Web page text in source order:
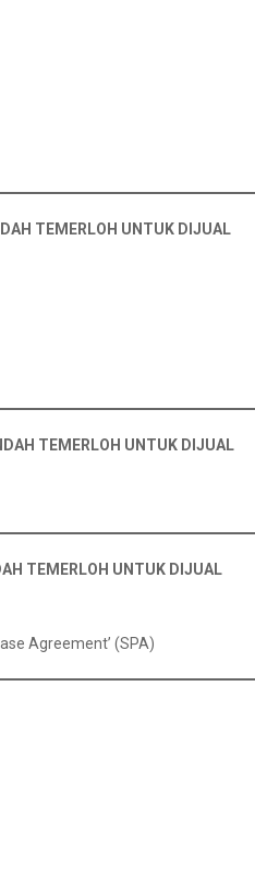
TEMERLOH UNTUK DIJUAL
TEMERLOH UNTUK DIJUAL
TEMERLOH UNTUK DIJUAL
Agreement’ (SPA)